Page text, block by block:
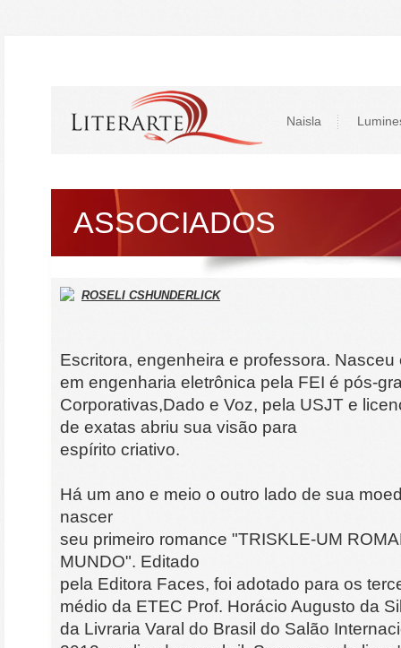
Naisla
ASSOCIADOS
ROSELI CSHUNDERLICK
Escritora, engenheira e professora.
em engenharia eletrônica pela FEI é pós-
Corporativas,Dado e Voz, pela USJT e
de exatas abriu sua visão para
espírito criativo.
Há um ano e meio o outro lado de sua
nascer
seu primeiro romance "TRISKLE-UM
MUNDO". Editado
pela Editora Faces, foi adotado para os
médio da ETEC Prof. Horácio Augusto da
da Livraria Varal do Brasil do Salão